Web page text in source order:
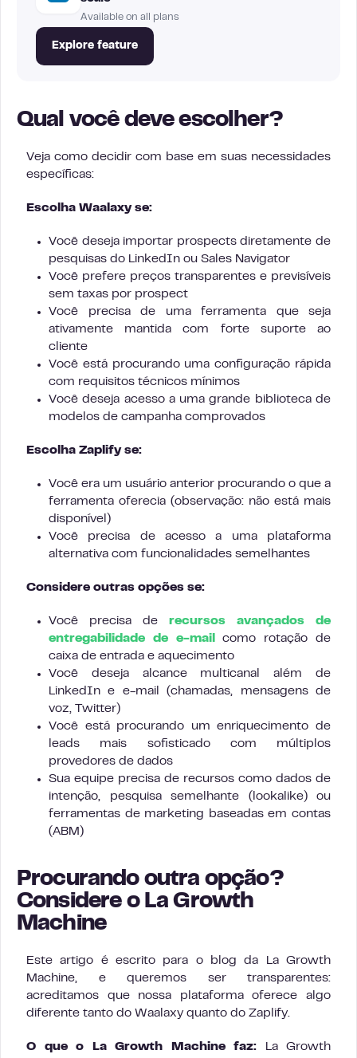
Available on all plans
Explore feature
Qual você deve escolher?
Veja como decidir com base em suas necessidades
específicas:
Escolha Waalaxy se:
Você deseja importar prospects diretamente de
pesquisas do LinkedIn ou Sales Navigator
Você prefere preços transparentes e previsíveis
sem taxas por prospect
Você precisa de uma ferramenta que seja
ativamente mantida com forte suporte ao
cliente
Você está procurando uma configuração rápida
com requisitos técnicos mínimos
Você deseja acesso a uma grande biblioteca de
modelos de campanha comprovados
Escolha Zaplify se:
Você era um usuário anterior procurando o que a
ferramenta oferecia (observação: não está mais
disponível)
Você precisa de acesso a uma plataforma
alternativa com funcionalidades semelhantes
Considere outras opções se:
Você precisa de recursos avançados de
entregabilidade de e-mail
como rotação de
caixa de entrada e aquecimento
Você deseja alcance multicanal além de
LinkedIn e e-mail (chamadas, mensagens de
voz, Twitter)
Você está procurando um enriquecimento de
leads mais sofisticado com múltiplos
provedores de dados
Sua equipe precisa de recursos como dados de
intenção, pesquisa semelhante (lookalike) ou
ferramentas de marketing baseadas em contas
(ABM)
Procurando outra opção?
Considere o La Growth
Machine
Este artigo é escrito para o blog da La Growth
Machine, e queremos ser transparentes:
acreditamos que nossa plataforma oferece algo
diferente tanto do Waalaxy quanto do Zaplify.
O que o La Growth Machine faz: La Growth